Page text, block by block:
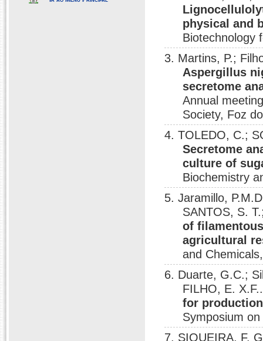
physical and
Biotechnology
3. Martins, P.;
Aspergillus
secretome
Annual
Society, Foz
4. TOLEDO, C.;
Secretome
culture of
Biochemistry
5. Jaramillo,
SANTOS, S.
of
agricultural
and
6. Duarte, G.C.;
FILHO, E.
for
Symposium
7. SIQUEIRA, F.